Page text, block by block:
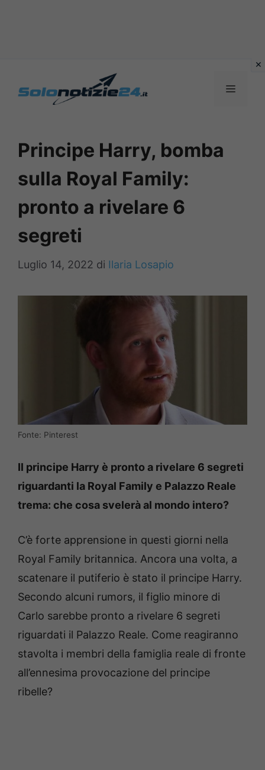
MENU
Principe Harry, bomba
sulla Royal Family:
pronto a rivelare 6
segreti
Luglio 14, 2022 di Ilaria Losapio
Fonte: Pinterest
Il principe Harry è pronto a rivelare 6 segreti
riguardanti la Royal Family e Palazzo Reale
trema: che cosa svelerà al mondo intero?
C’è forte apprensione in questi giorni nella
Royal Family britannica. Ancora una volta, a
scatenare il putiferio è stato il principe Harry.
Secondo alcuni rumors, il figlio minore di
Carlo sarebbe pronto a rivelare 6 segreti
riguardati il Palazzo Reale. Come reagiranno
stavolta i membri della famiglia reale di fronte
all’ennesima provocazione del principe
ribelle?